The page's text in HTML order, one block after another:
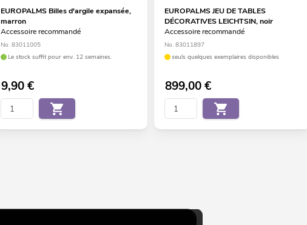
EUROPALMS Billes d'argile expansée,
marron
Accessoire recommandé
No. 83011005
Le stock suffit pour env. 12 semaines.
9,90€
EUROPALMS JEU DE TABLES
DÉCORATIVES LEICHTSIN, noir
Accessoire recommandé
No. 83011897
seuls quelques exemplaires disponibles
899,00€